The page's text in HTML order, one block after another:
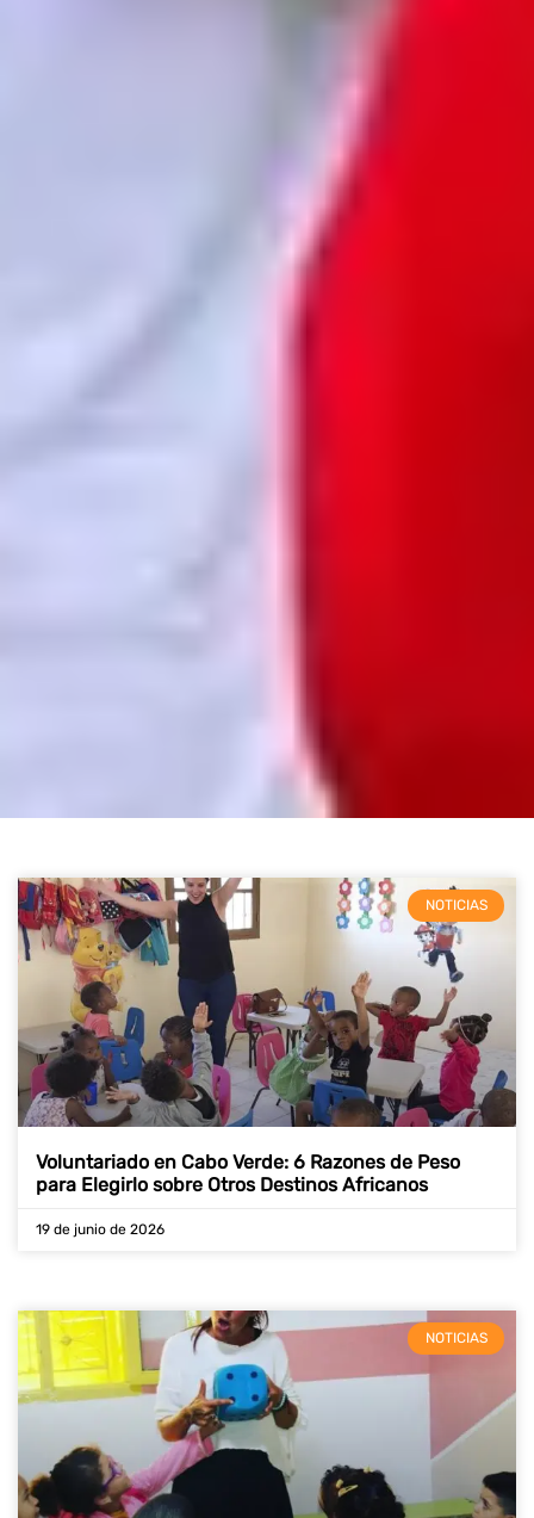
NOTICIAS
Voluntariado en Cabo Verde: 6 Razones de Peso
para Elegirlo sobre Otros Destinos Africanos
19 de junio de 2026
NOTICIAS